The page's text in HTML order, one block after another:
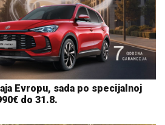
Evropu, sada po specijalnoj
do 31.8.